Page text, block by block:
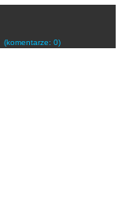
(komentarze: 0)